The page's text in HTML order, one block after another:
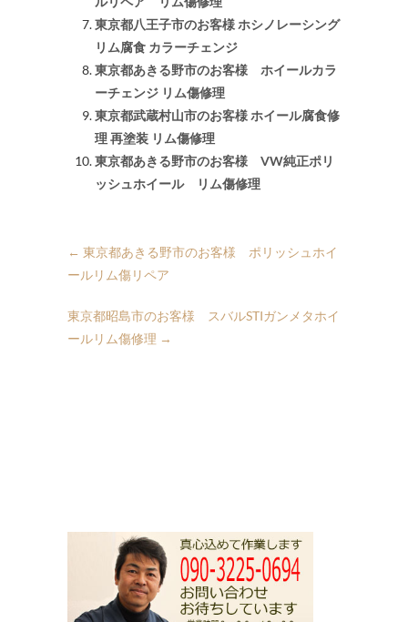
東京都八王子市のお客様 ホシノレーシング
リム腐食 カラーチェンジ
東京都あきる野市のお客様 ホイールカラ
ーチェンジ リム傷修理
東京都武蔵村山市のお客様 ホイール腐食修
理 再塗装 リム傷修理
東京都あきる野市のお客様 VW純正ポリ
ッシュホイール リム傷修理
← 東京都あきる野市のお客様 ポリッシュホイ
ールリム傷リペア
東京都昭島市のお客様 スバルSTIガンメタホイ
ールリム傷修理 →